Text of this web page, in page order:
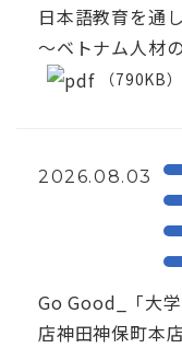
日本語教育を通
～ベトナム人材
（790KB）
2026.08.03
Go Good_「大
店神田神保町本